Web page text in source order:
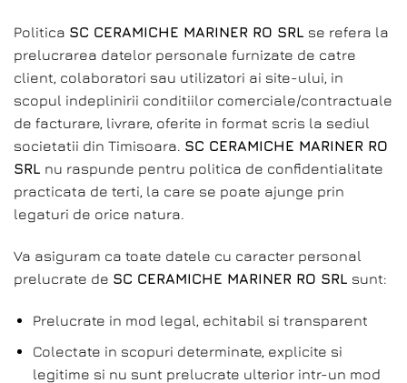
Politica SC CERAMICHE MARINER RO SRL se refera la
prelucrarea datelor personale furnizate de catre
client, colaboratori sau utilizatori ai site-ului, in
scopul indeplinirii conditiilor comerciale/contractuale
de facturare, livrare, oferite in format scris la sediul
societatii din Timisoara. SC CERAMICHE MARINER RO
SRL nu raspunde pentru politica de confidentialitate
practicata de terti, la care se poate ajunge prin
legaturi de orice natura.
Va asiguram ca toate datele cu caracter personal
prelucrate de SC CERAMICHE MARINER RO SRL sunt:
Prelucrate in mod legal, echitabil si transparent
Colectate in scopuri determinate, explicite si
legitime si nu sunt prelucrate ulterior intr-un mod